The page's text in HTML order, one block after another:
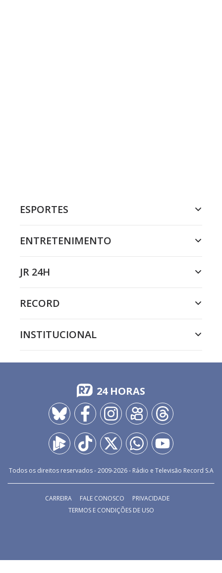
ESPORTES
ENTRETENIMENTO
JR 24H
RECORD
INSTITUCIONAL
24 HORAS
Todos os direitos reservados - 2009-2026- Rádio e Televisão Record S.A
CARREIRA FALE CONOSCO
PRIVACIDADE
TERMOS E CONDIÇÕES DE USO
aprimorar sua experiência de navegação de
acordo com o Aviso de Privacidade.